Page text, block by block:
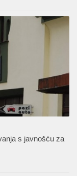
s javnošću za